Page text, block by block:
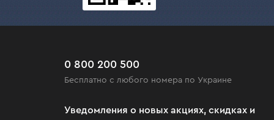
0 800 200 500
Бесплатно с любого номера по Украине
Уведомления о новых акциях, скидках и